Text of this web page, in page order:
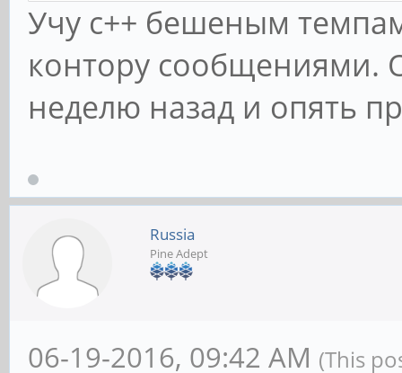
Учу с++ бешеным
контору
неделю назад и опять
Russia
Pine Adept
06-19-2016, 09:42 AM (This